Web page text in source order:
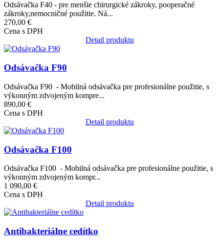
Odsávačka F40 - pre menšie chirurgické zákroky, pooperačné
zákroky,nemocničné použitie. Ná...
270,00 €
Cena s DPH
Detail produktu
Obrázok
Odsávačka F90
Odsávačka F90 - Mobilná odsávačka pre profesionálne použitie, s
výkonným zdvojeným kompre...
890,00 €
Cena s DPH
Detail produktu
Obrázok
Odsávačka F100
Odsávačka F100 - Mobilná odsávačka pre profesionálne použitie, s
výkonným zdvojeným kompr...
1 090,00 €
Cena s DPH
Detail produktu
Obrázok
Antibakteriálne cedítko